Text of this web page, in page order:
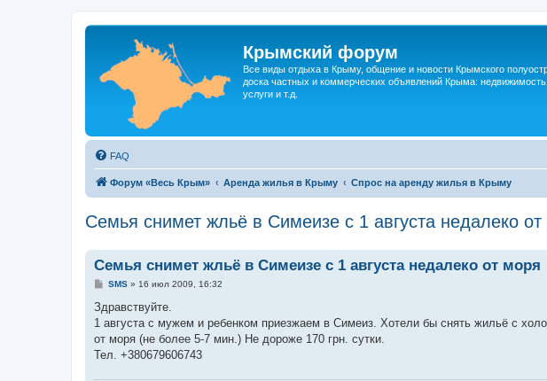
Крымский форум
Все виды отдыха в Крыму, общение и новости Крымского
доска частных и коммерческих объявлений Крыма:
услуги и т.д.
FAQ
Форум «Весь Крым» Аренда жилья в Крыму Спрос на аренду жилья в Крыму
Семья снимет жльё в Симеизе с 1 августа недалеко
Семья снимет жльё в Симеизе с 1 августа недалеко от моря
С
о
б
щ
е
и
SMS» 16 июл 2009, 16:32
Здравствуйте.
1 августа с мужем и ребенком приезжаем в Симеиз. Хотели бы снять жильё с
от моря (не более 5-7 мин.) Не дороже 170 грн. сутки.
Тел. +380679606743